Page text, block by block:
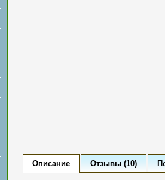
Описание Отзывы (10)